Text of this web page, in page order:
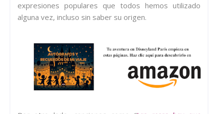
expresiones populares que todos hemos utilizado
alguna vez, incluso sin saber su origen.